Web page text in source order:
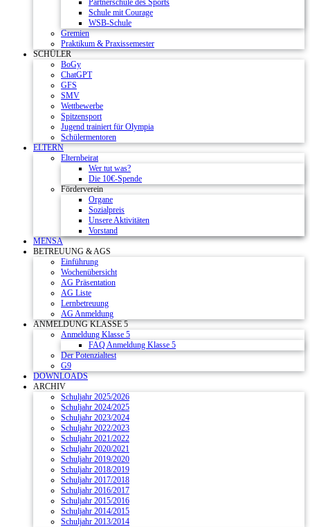
Partnerschule des Sports
Schule mit Courage
WSB-Schule
Gremien
Praktikum & Praxissemester
SCHÜLER
BoGy
ChatGPT
GFS
SMV
Wettbewerbe
Spitzensport
Jugend trainiert für Olympia
Schülermentoren
ELTERN
Elternbeirat
Wer tut was?
Die 10€-Spende
Förderverein
Organe
Sozialpreis
Unsere Aktivitäten
Vorstand
MENSA
BETREUUNG & AGS
Einführung
Wochenübersicht
AG Präsentation
AG Liste
Lernbetreuung
AG Anmeldung
ANMELDUNG KLASSE 5
Anmeldung Klasse 5
FAQ Anmeldung Klasse 5
Der Potenzialtest
G9
DOWNLOADS
ARCHIV
Schuljahr 2025/2026
Schuljahr 2024/2025
Schuljahr 2023/2024
Schuljahr 2022/2023
Schuljahr 2021/2022
Schuljahr 2020/2021
Schuljahr 2019/2020
Schuljahr 2018/2019
Schuljahr 2017/2018
Schuljahr 2016/2017
Schuljahr 2015/2016
Schuljahr 2014/2015
Schuljahr 2013/2014